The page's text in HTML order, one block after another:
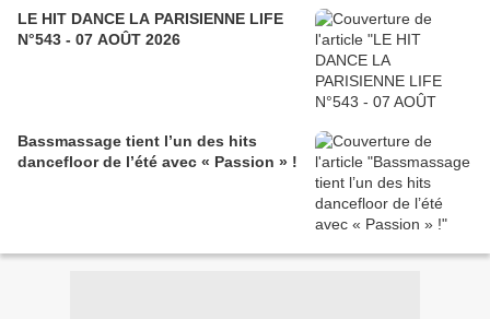
LE HIT DANCE LA PARISIENNE LIFE
N°543 - 07 AOÛT 2026
Bassmassage tient l’un des hits
dancefloor de l’été avec « Passion » !